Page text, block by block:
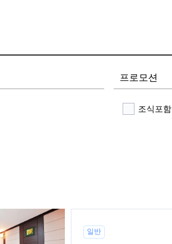
프로모션
조식포함
일반